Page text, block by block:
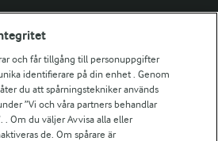
och får tillgång till personuppgifter
identifierare på din enhet . Genom
du att spårningstekniker används
”Vi och våra partners behandlar
. Om du väljer Avvisa alla eller
de. Om spårare är